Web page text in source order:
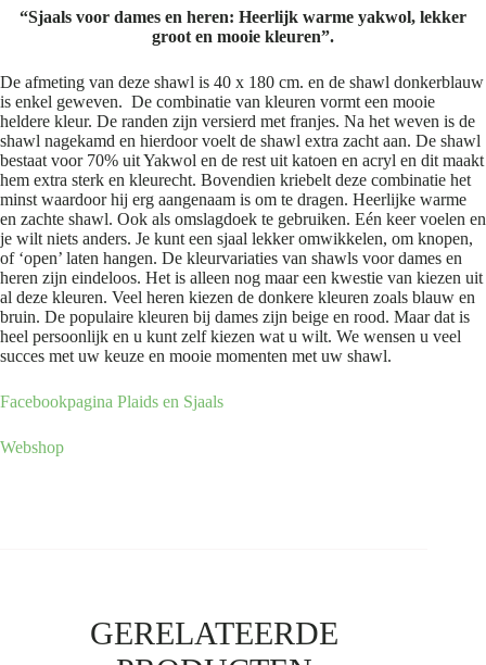
“Sjaals voor dames en heren: Heerlijk warme yakwol, lekker
groot en mooie kleuren”.
De afmeting van deze shawl is 40 x 180 cm. en de shawl donkerblauw
is enkel geweven. De combinatie van kleuren vormt een mooie
heldere kleur. De randen zijn versierd met franjes. Na het weven is de
shawl nagekamd en hierdoor voelt de shawl extra zacht aan. De shawl
bestaat voor 70% uit Yakwol en de rest uit katoen en acryl en dit maakt
hem extra sterk en kleurecht. Bovendien kriebelt deze combinatie het
minst waardoor hij erg aangenaam is om te dragen. Heerlijke warme
en zachte shawl. Ook als omslagdoek te gebruiken. Eén keer voelen en
je wilt niets anders. Je kunt een sjaal lekker omwikkelen, om knopen,
of ‘open’ laten hangen. De kleurvariaties van shawls voor dames en
heren zijn eindeloos. Het is alleen nog maar een kwestie van kiezen uit
al deze kleuren. Veel heren kiezen de donkere kleuren zoals blauw en
bruin. De populaire kleuren bij dames zijn beige en rood. Maar dat is
heel persoonlijk en u kunt zelf kiezen wat u wilt. We wensen u veel
succes met uw keuze en mooie momenten met uw shawl.
Facebookpagina Plaids en Sjaals
Webshop
GERELATEERDE